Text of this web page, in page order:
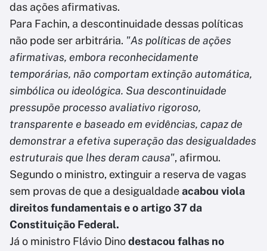
das ações afirmativas.
Para Fachin, a descontinuidade dessas políticas
não pode ser arbitrária. "As políticas de ações
afirmativas, embora reconhecidamente
temporárias, não comportam extinção automática,
simbólica ou ideológica. Sua descontinuidade
pressupõe processo avaliativo rigoroso,
transparente e baseado em evidências, capaz de
demonstrar a efetiva superação das desigualdades
estruturais que lhes deram causa", afirmou.
Segundo o ministro, extinguir a reserva de vagas
sem provas de que a desigualdadeacabou viola
direitos fundamentais e o artigo 37 da
Constituição Federal.
Já o ministro Flávio Dinodestacou falhas no